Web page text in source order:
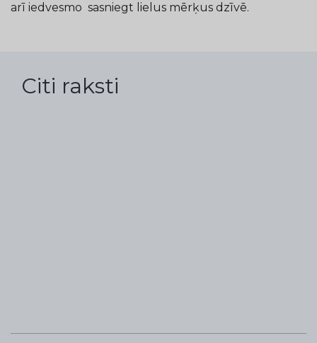
arī iedvesmo sasniegt lielus mērķus dzīvē.
Citi raksti